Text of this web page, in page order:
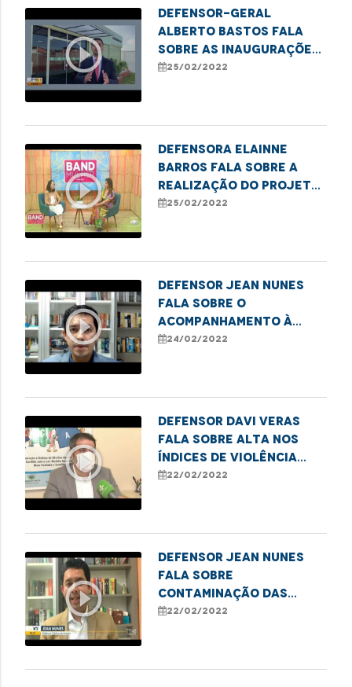
play_circle_outline
Defensor-geral
Alberto Bastos fala
sobre as inaugurações
dos econúcleos nos
25/02/2022
play_circle_outline
Defensora Elainne
Barros fala sobre a
realização do Projeto
Meu Pai Tem Nome.
25/02/2022
play_circle_outline
Defensor Jean Nunes
fala sobre o
acompanhamento à
questão das águas do
24/02/2022
play_circle_outline
Defensor Davi Veras
fala sobre alta nos
índices de violência
sexual contra
22/02/2022
play_circle_outline
Defensor Jean Nunes
fala sobre
contaminação das
águas do Parque
22/02/2022